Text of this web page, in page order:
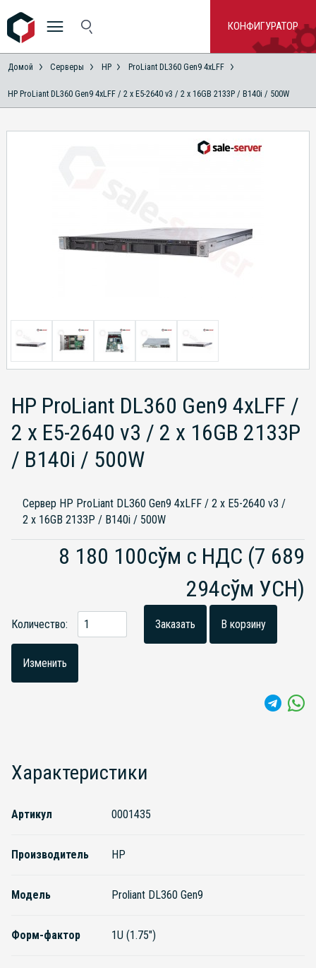
КОНФИГУРАТОР
Домой Серверы HP ProLiant DL360 Gen9 4xLFF
HP ProLiant DL360 Gen9 4xLFF / 2 x E5-2640 v3 / 2 x 16GB 2133P / B140i / 500W
HP ProLiant DL360 Gen9 4xLFF /
2 x E5-2640 v3 / 2 x 16GB 2133P
/ B140i / 500W
Сервер HP ProLiant DL360 Gen9 4xLFF / 2 x E5-2640 v3 /
2 x 16GB 2133P / B140i / 500W
8 180 100сўм с НДС (7 689
294сўм УСН)
Количество: Заказать В корзину
Изменить
Характеристики
Артикул 0001435
Производитель HP
Модель Proliant DL360 Gen9
Форм-фактор 1U (1.75")